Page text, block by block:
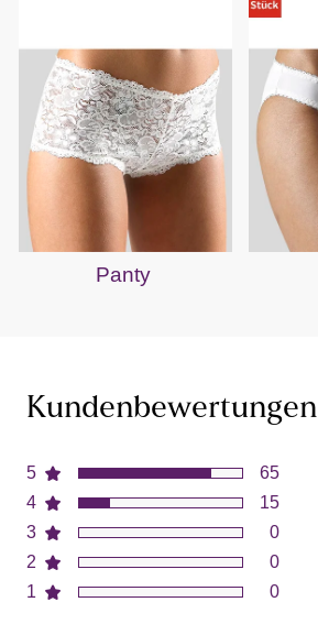
Panty
Kundenbewertungen
5
4
3
2
1
65
15
0
0
0